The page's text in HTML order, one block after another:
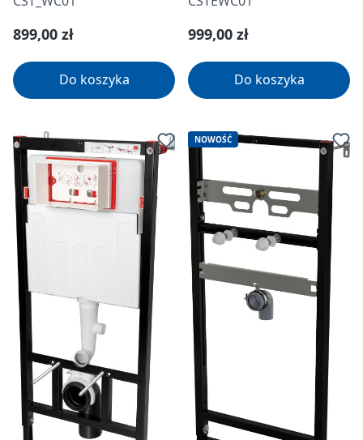
Cena regularna:
899,00 zł
Do koszyka
Cena regularna:
999,00 zł
Do koszyka
NOWOŚĆ